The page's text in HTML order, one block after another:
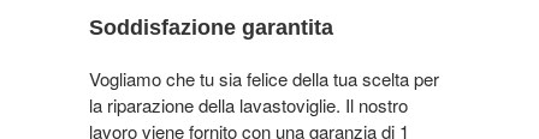
Soddisfazione garantita
Vogliamo che tu sia felice della tua scelta per
la riparazione della lavastoviglie. Il nostro
lavoro viene fornito con una garanzia di 1